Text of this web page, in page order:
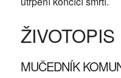
MUČEDNÍK